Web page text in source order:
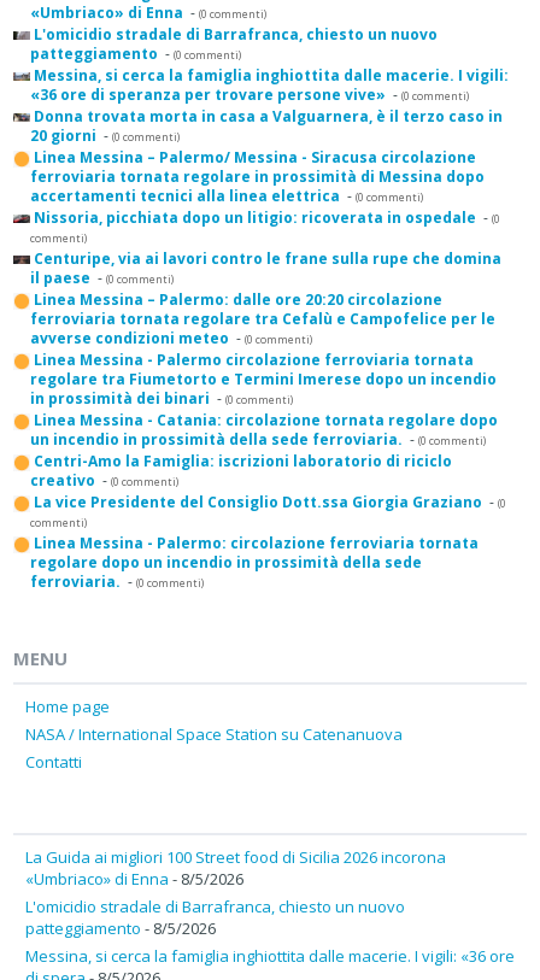
«Umbriaco» di Enna - (0 commenti)
L'omicidio stradale di Barrafranca, chiesto un nuovo
patteggiamento - (0 commenti)
Messina, si cerca la famiglia inghiottita dalle macerie. I vigili:
«36 ore di speranza per trovare persone vive» - (0 commenti)
Donna trovata morta in casa a Valguarnera, è il terzo caso in
20 giorni - (0 commenti)
Linea Messina – Palermo/ Messina - Siracusa circolazione
ferroviaria tornata regolare in prossimità di Messina dopo
accertamenti tecnici alla linea elettrica - (0 commenti)
Nissoria, picchiata dopo un litigio: ricoverata in ospedale - (0
commenti)
Centuripe, via ai lavori contro le frane sulla rupe che domina
il paese - (0 commenti)
Linea Messina – Palermo: dalle ore 20:20 circolazione
ferroviaria tornata regolare tra Cefalù e Campofelice per le
avverse condizioni meteo - (0 commenti)
Linea Messina - Palermo circolazione ferroviaria tornata
regolare tra Fiumetorto e Termini Imerese dopo un incendio
in prossimità dei binari - (0 commenti)
Linea Messina - Catania: circolazione tornata regolare dopo
un incendio in prossimità della sede ferroviaria. - (0 commenti)
Centri-Amo la Famiglia: iscrizioni laboratorio di riciclo
creativo - (0 commenti)
La vice Presidente del Consiglio Dott.ssa Giorgia Graziano - (0
commenti)
Linea Messina - Palermo: circolazione ferroviaria tornata
regolare dopo un incendio in prossimità della sede
ferroviaria. - (0 commenti)
MENU
Home page
NASA / International Space Station su Catenanuova
Contatti
La Guida ai migliori 100 Street food di Sicilia 2026 incorona
«Umbriaco» di Enna - 8/5/2026
L'omicidio stradale di Barrafranca, chiesto un nuovo
patteggiamento - 8/5/2026
Messina, si cerca la famiglia inghiottita dalle macerie. I vigili: «36 ore